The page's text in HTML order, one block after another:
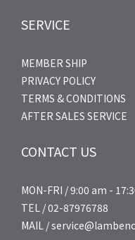
SERVICE
MEMBER SHIP
PRIVACY POLICY
TERMS & CONDITIONS
AFTER SALES SERVICE
CONTACT US
MON-FRI / 9:00 am -
TEL / 02-87976788
MAIL /